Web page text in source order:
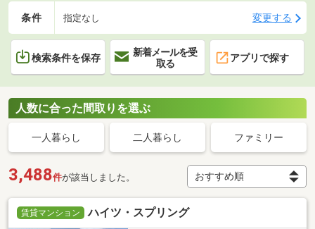
条件 指定なし 変更する
検索条件を保存
新着メールを受
取る
アプリで探す
人数に合った間取りを選ぶ
一人暮らし 二人暮らし ファミリー
3,488件が該当しました。
賃貸マンション ハイツ・スプリング